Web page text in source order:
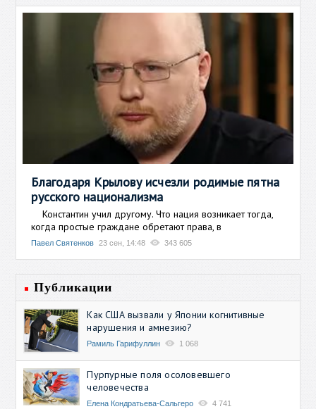
Благодаря Крылову исчезли родимые пятна
русского национализма
Константин учил другому. Что нация возникает тогда,
когда простые граждане обретают права, в
Павел Святенков 23 сен, 14:48 343 605
Публикации
Как США вызвали у Японии когнитивные
нарушения и амнезию?
Рамиль Гарифуллин 1 068
Пурпурные поля осоловевшего
человечества
Елена Кондратьева-Сальгеро 4 741